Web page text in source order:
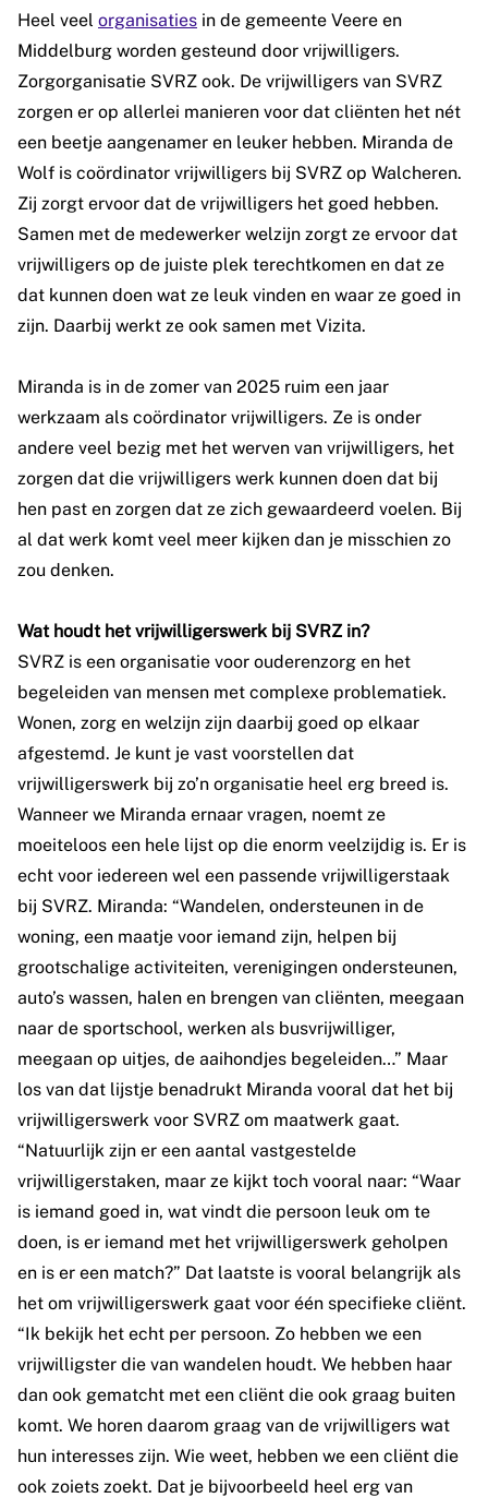
Heel veel organisaties in de gemeente Veere en
Middelburg worden gesteund door vrijwilligers.
Zorgorganisatie SVRZ ook. De vrijwilligers van SVRZ
zorgen er op allerlei manieren voor dat cliënten het nét
een beetje aangenamer en leuker hebben. Miranda de
Wolf is coördinator vrijwilligers bij SVRZ op Walcheren.
Zij zorgt ervoor dat de vrijwilligers het goed hebben.
Samen met de medewerker welzijn zorgt ze ervoor dat
vrijwilligers op de juiste plek terechtkomen en dat ze
dat kunnen doen wat ze leuk vinden en waar ze goed in
zijn. Daarbij werkt ze ook samen met Vizita.
Miranda is in de zomer van 2025 ruim een jaar
werkzaam als coördinator vrijwilligers. Ze is onder
andere veel bezig met het werven van vrijwilligers, het
zorgen dat die vrijwilligers werk kunnen doen dat bij
hen past en zorgen dat ze zich gewaardeerd voelen. Bij
al dat werk komt veel meer kijken dan je misschien zo
zou denken.
Wat houdt het vrijwilligerswerk bij SVRZ in?
SVRZ is een organisatie voor ouderenzorg en het
begeleiden van mensen met complexe problematiek.
Wonen, zorg en welzijn zijn daarbij goed op elkaar
afgestemd. Je kunt je vast voorstellen dat
vrijwilligerswerk bij zo’n organisatie heel erg breed is.
Wanneer we Miranda ernaar vragen, noemt ze
moeiteloos een hele lijst op die enorm veelzijdig is. Er is
echt voor iedereen wel een passende vrijwilligerstaak
bij SVRZ. Miranda: “Wandelen, ondersteunen in de
woning, een maatje voor iemand zijn, helpen bij
grootschalige activiteiten, verenigingen ondersteunen,
auto’s wassen, halen en brengen van cliënten, meegaan
naar de sportschool, werken als busvrijwilliger,
meegaan op uitjes, de aaihondjes begeleiden…” Maar
los van dat lijstje benadrukt Miranda vooral dat het bij
vrijwilligerswerk voor SVRZ om maatwerk gaat.
“Natuurlijk zijn er een aantal vastgestelde
vrijwilligerstaken, maar ze kijkt toch vooral naar: “Waar
is iemand goed in, wat vindt die persoon leuk om te
doen, is er iemand met het vrijwilligerswerk geholpen
en is er een match?” Dat laatste is vooral belangrijk als
het om vrijwilligerswerk gaat voor één specifieke cliënt.
“Ik bekijk het echt per persoon. Zo hebben we een
vrijwilligster die van wandelen houdt. We hebben haar
dan ook gematcht met een cliënt die ook graag buiten
komt. We horen daarom graag van de vrijwilligers wat
hun interesses zijn. Wie weet, hebben we een cliënt die
ook zoiets zoekt. Dat je bijvoorbeeld heel erg van